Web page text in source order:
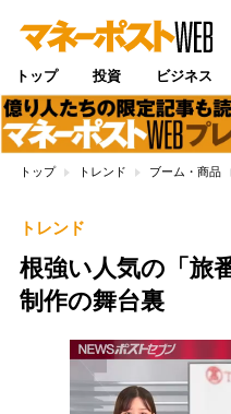
トップ 投資 ビジネス
トップ トレンド ブーム・商品
トレンド
根強い人気の「旅
制作の舞台裏